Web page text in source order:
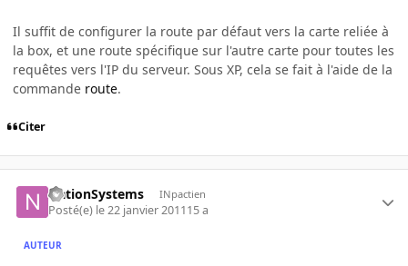
Il suffit de configurer la route par défaut vers la carte reliée à
la box, et une route spécifique sur l'autre carte pour toutes les
requêtes vers l'IP du serveur. Sous XP, cela se fait à l'aide de la
commande route.
Citer
NationSystems INpactien
Posté(e) le 22 janvier 201115 a
AUTEUR